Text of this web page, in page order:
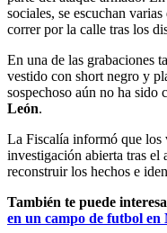
sociales, se escuchan
correr por la calle tras los
En una de las grabaciones
vestido con short negro y
sospechoso aún no ha sido
León.
La Fiscalía informó que los
investigación abierta tras el
reconstruir los hechos e
También te puede
en un campo de futbol